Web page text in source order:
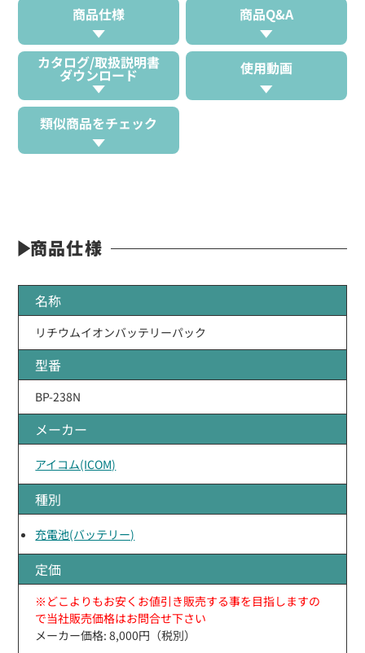
商品仕様 商品Q&A
カタログ/取扱説明書
ダウンロード 使用動画
類似商品をチェック
商品仕様
名称
リチウムイオンバッテリーパック
型番
BP-238N
メーカー
アイコム(ICOM)
種別
充電池(バッテリー)
定価
※どこよりもお安くお値引き販売する事を目指しますの
で当社販売価格はお問合せ下さい
メーカー価格: 8,000円（税別）